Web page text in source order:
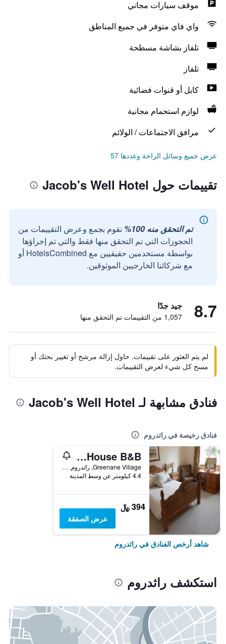
موقف سيارات مجاني
واي فاي متوفر في جميع المناطق
تلفاز بشاشة مسطحة
تلفاز
كابل أو قنوات فضائية
لوازم استحمام مجانية
مرافق الاجتماعات / الولائم
عرض جميع وسائل الراحة وعددها 57
تقييمات حول Jacob's Well Hotel
تم التحقق منه 100%
نقوم بجمع وعرض التقييمات من
الحجوزات التي تم التحقق منها فقط والتي تم إجراؤها
بواسطة مستخدمين حقيقيين مع HotelsCombined أو
مع شركائنا الخارجيين الموثوقين.
8.7 جيد جدًا
1,057 من التقييمات تم التحقق منها
لم يتم العثور على تقييمات. حاول إزالة مرشح أو تغيير بحثك أو
مسح كل شيء لعرض التقييمات.
فنادق مشابهة لـ Jacob's Well Hotel
فنادق رخيصة في راثدروم
Birchdale House B&B
Greenane Village, راثدروم, أيرلندا
4.4 كيلومتر عن وسط المدينة
394 ﷼
عرض الصفقة
شاهد أرخص الفنادق في راثدروم
استكشف راثدروم